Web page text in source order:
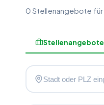
0 Stellenangebote für
Stellenangebote